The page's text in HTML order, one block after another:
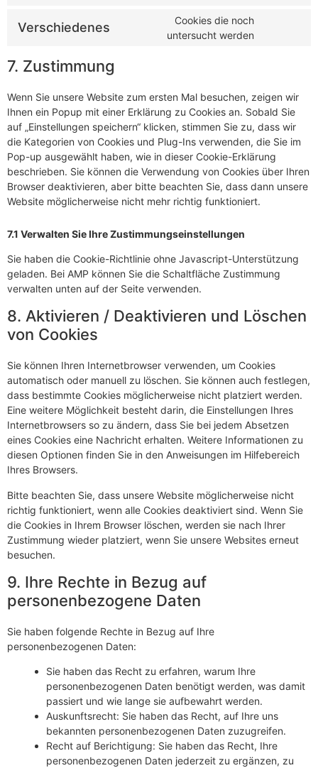
Verschiedenes
Cookies die noch
untersucht werden
7. Zustimmung
Wenn Sie unsere Website zum ersten Mal besuchen, zeigen wir
Ihnen ein Popup mit einer Erklärung zu Cookies an. Sobald Sie
auf „Einstellungen speichern“ klicken, stimmen Sie zu, dass wir
die Kategorien von Cookies und Plug-Ins verwenden, die Sie im
Pop-up ausgewählt haben, wie in dieser Cookie-Erklärung
beschrieben. Sie können die Verwendung von Cookies über Ihren
Browser deaktivieren, aber bitte beachten Sie, dass dann unsere
Website möglicherweise nicht mehr richtig funktioniert.
7.1 Verwalten Sie Ihre Zustimmungseinstellungen
Sie haben die Cookie-Richtlinie ohne Javascript-Unterstützung
geladen. Bei AMP können Sie die Schaltfläche Zustimmung
verwalten unten auf der Seite verwenden.
8. Aktivieren / Deaktivieren und Löschen
von Cookies
Sie können Ihren Internetbrowser verwenden, um Cookies
automatisch oder manuell zu löschen. Sie können auch festlegen,
dass bestimmte Cookies möglicherweise nicht platziert werden.
Eine weitere Möglichkeit besteht darin, die Einstellungen Ihres
Internetbrowsers so zu ändern, dass Sie bei jedem Absetzen
eines Cookies eine Nachricht erhalten. Weitere Informationen zu
diesen Optionen finden Sie in den Anweisungen im Hilfebereich
Ihres Browsers.
Bitte beachten Sie, dass unsere Website möglicherweise nicht
richtig funktioniert, wenn alle Cookies deaktiviert sind. Wenn Sie
die Cookies in Ihrem Browser löschen, werden sie nach Ihrer
Zustimmung wieder platziert, wenn Sie unsere Websites erneut
besuchen.
9. Ihre Rechte in Bezug auf
personenbezogene Daten
Sie haben folgende Rechte in Bezug auf Ihre
personenbezogenen Daten:
Sie haben das Recht zu erfahren, warum Ihre
personenbezogenen Daten benötigt werden, was damit
passiert und wie lange sie aufbewahrt werden.
Auskunftsrecht: Sie haben das Recht, auf Ihre uns
bekannten personenbezogenen Daten zuzugreifen.
Recht auf Berichtigung: Sie haben das Recht, Ihre
personenbezogenen Daten jederzeit zu ergänzen, zu